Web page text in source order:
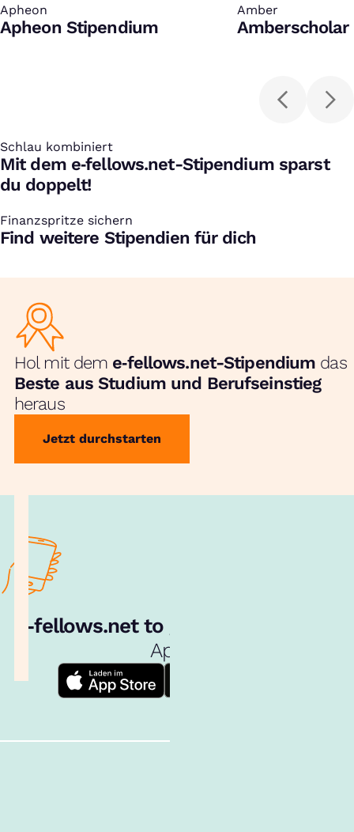
Apheon
:
Apheon Stipendium
Amber
:
Amberscholar
Schlau kombiniert
:
Mit dem e‑fellows.net-Stipendium sparst
du doppelt!
Finanzspritze sichern
:
Find weitere Stipendien für dich
Hol mit dem e‑fellows.net-Stipendium das
Beste aus Studium und Berufseinstieg
heraus
Jetzt durchstarten
e‑fellows.net to go:
App!